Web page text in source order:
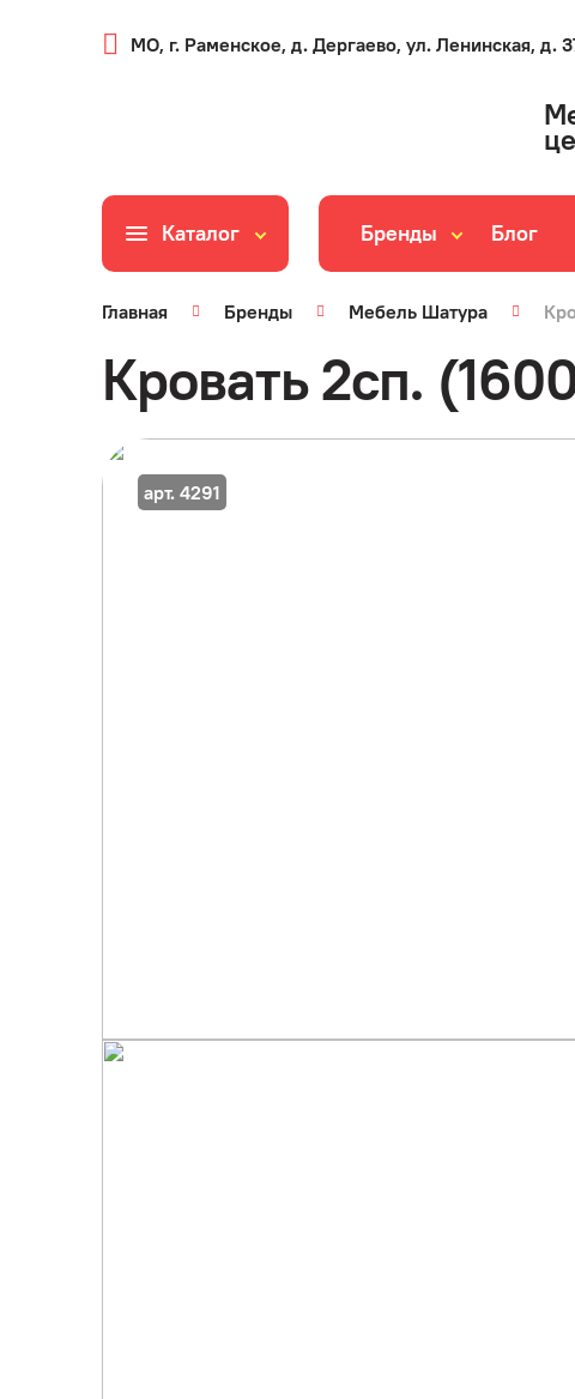
МО, г. Раменское, д. Дергаево, ул. Ленинская, д.
Каталог Бренды Блог
Главная Бренды Мебель Шатура
Кровать 2сп.
арт. 4291